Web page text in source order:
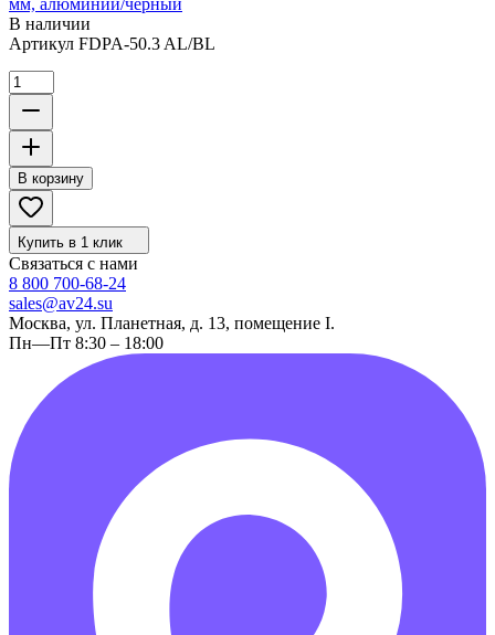
мм, алюминий/черный
В наличии
Артикул FDPA-50.3 AL/BL
В корзину
Купить в 1 клик
Связаться с нами
8 800 700-68-24
sales@av24.su
Москва, ул. Планетная, д. 13, помещение I.
Пн—Пт 8:30 – 18:00